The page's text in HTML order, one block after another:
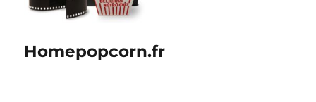
Homepopcorn.fr